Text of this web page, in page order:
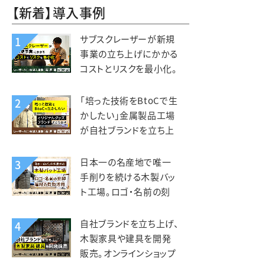
【新着】導入事例
1
サブスクレーザーが新規
事業の立ち上げにかかる
コストとリスクを最小化。
kiond（キオンド）様
2
「培った技術をBtoCで生
かしたい」金属製品工場
が自社ブランドを立ち上
造販売。錦中央工業様
3
日本一の名産地で唯一
手削りを続ける木製バッ
ト工場。ロゴ・名前の刻
を活用。エスオースポーツ
工業様
4
自社ブランドを立ち上げ、
木製家具や建具を開発
販売。オンラインショップ